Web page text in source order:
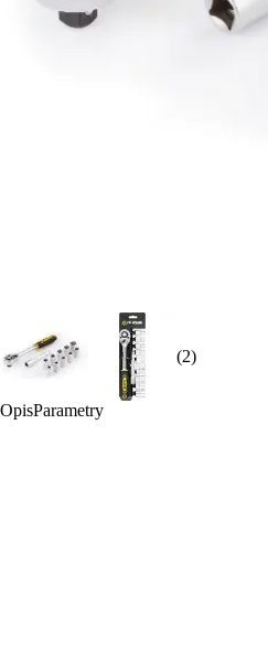
(2)
OpisParametry